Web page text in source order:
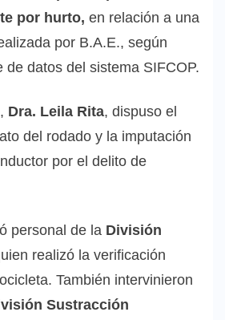
por hurto, en relación a una
por B.A.E., según
de datos del sistema SIFCOP.
Dra. Leila Rita, dispuso el
del rodado y la imputación
por el delito de
personal de la División
realizó la verificación
También intervinieron
Sustracción